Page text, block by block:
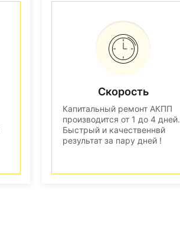
Скорость
Капитальный ремонт АКПП
производится от 1 до 4 дней.
Быстрый и качественнвй
результат за пару дней !